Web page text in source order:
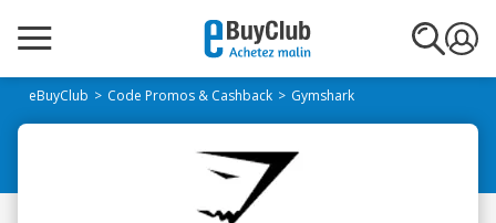
eBuyClub Code Promos & Cashback Gymshark